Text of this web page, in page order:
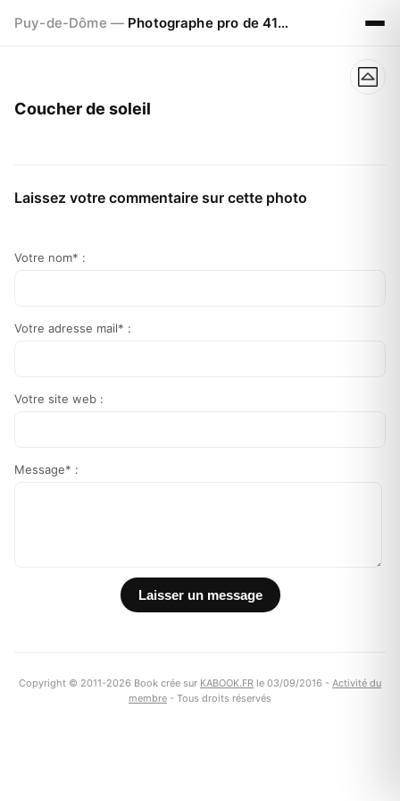
Puy-de-Dôme — Photographe pro de 41ans à CLERMONT FERRAND
Coucher de soleil
Laissez votre commentaire sur cette photo
Votre nom* :
Votre adresse mail* :
Votre site web :
Message* :
Copyright © 2011-2026 Book crée sur KABOOK.FR le 03/09/2016 - Activité du
membre - Tous droits réservés